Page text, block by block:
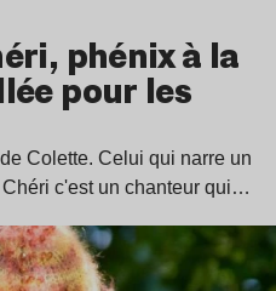
phénix à la
pour les
Colette. Celui qui narre un
c'est un chanteur qui…